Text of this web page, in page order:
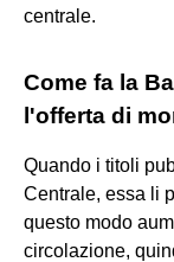
centrale.
Come fa la
l'offerta di
Quando i titoli
Centrale, essa li
questo modo
circolazione,